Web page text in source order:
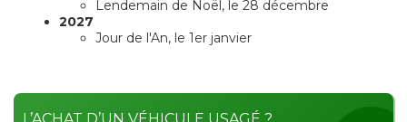
Lendemain de Noël, le 28 décembre
2027
Jour de l'An, le 1er janvier